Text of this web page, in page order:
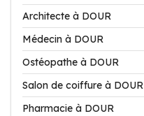
Architecte à DOUR
Médecin à DOUR
Ostéopathe à DOUR
Salon de coiffure à DOUR
Pharmacie à DOUR